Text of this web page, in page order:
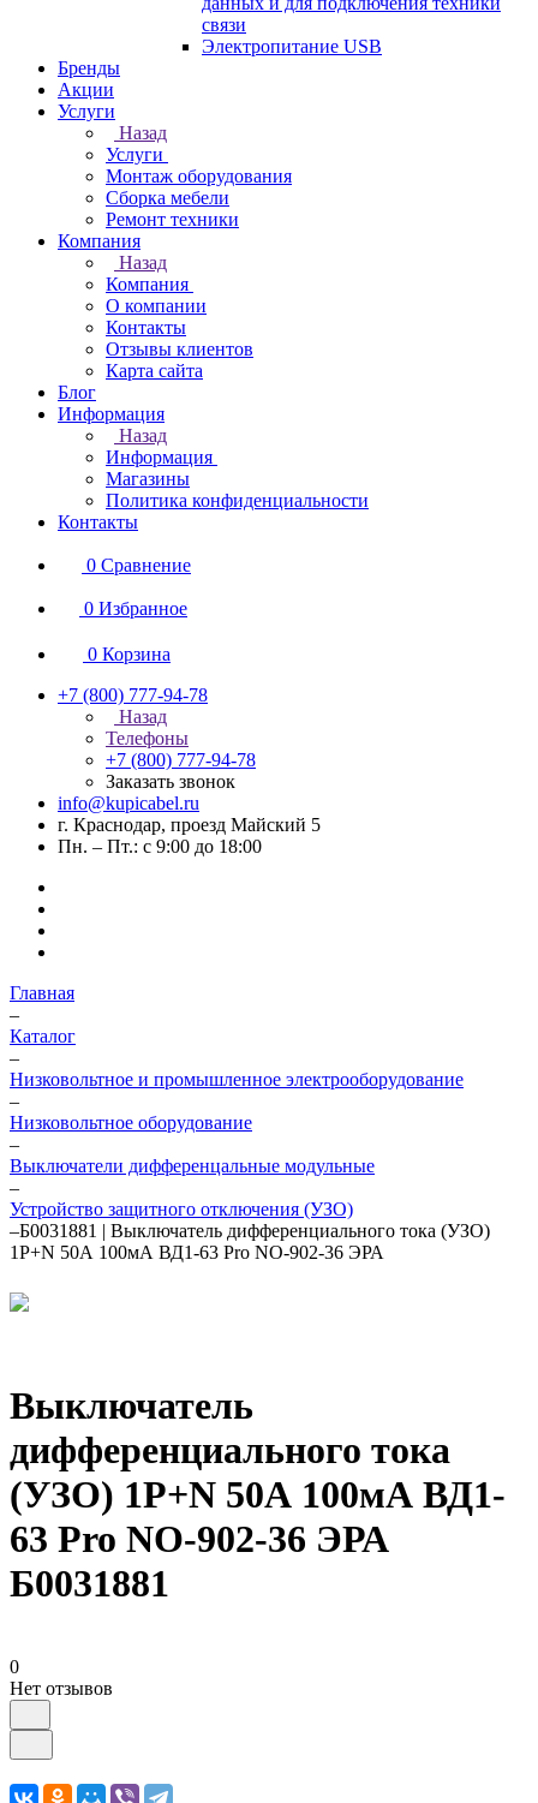
связи
Электропитание USB
Бренды
Акции
Услуги
Назад
Услуги
Монтаж оборудования
Сборка мебели
Ремонт техники
Компания
Назад
Компания
О компании
Контакты
Отзывы клиентов
Карта сайта
Блог
Информация
Назад
Информация
Магазины
Политика конфиденциальности
Контакты
0 Сравнение
0 Избранное
0 Корзина
+7 (800) 777-94-78
Назад
Телефоны
+7 (800) 777-94-78
Заказать звонок
info@kupicabel.ru
г. Краснодар, проезд Майский 5
Пн. – Пт.: с 9:00 до 18:00
Главная
–
Каталог
–
Низковольтное и промышленное электрооборудование
–
Низковольтное оборудование
–
Выключатели дифференцальные модульные
–
Устройство защитного отключения (УЗО)
–Б0031881 | Выключатель дифференциального тока (УЗО)
1P+N 50А 100мА ВД1-63 Pro NO-902-36 ЭРА
Выключатель
дифференциального тока
(УЗО) 1P+N 50А 100мА ВД1-
63 Pro NO-902-36 ЭРА
Б0031881
0
Нет отзывов